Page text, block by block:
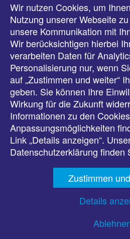
Meldungen
Veranstaltungen
Downloads
Presse
Karriere
Kontakt
Datenschutz
Wir nutzen Cookies, um
Nutzung unserer Webseite
unsere Kommunikation mit
Wir berücksichtigen hierbei
verarbeiten Daten für
Personalisierung nur, wenn
auf „Zustimmen und weiter“
geben. Sie können Ihre
Wirkung für die Zukunft
Informationen zu den
Anpassungsmöglichkeiten
Link „Details anzeigen“.
Datenschutzerklärung finden
Zustimmen
Details